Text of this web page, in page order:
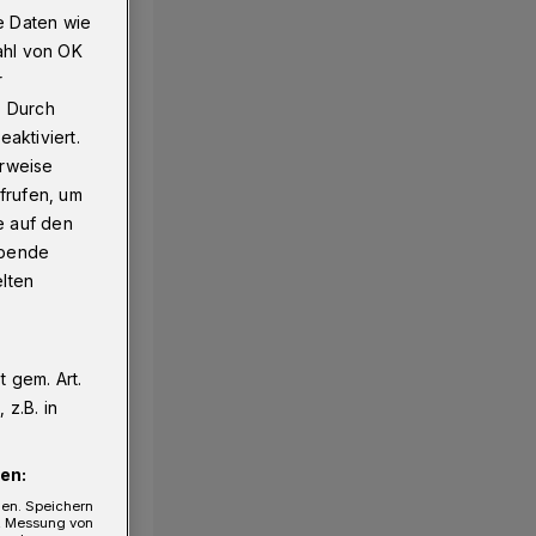
Daten wie
von OK
Durch
um
auf den
gem. Art.
z.B. in
Speichern
von